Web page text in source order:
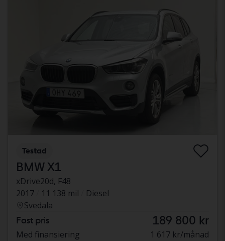
Testad
BMW X1
xDrive20d, F48
2017
11 138 mil
Diesel
Svedala
Fast pris 189 800 kr
Med finansiering 1 617 kr/månad